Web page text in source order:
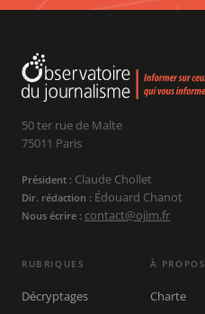
50 ter rue de Malte
75011 Paris
Président : Claude Chollet
Dir. rédaction : Édouard Chanot
Nous écrire : contact@ojim.fr
RUBRIQUES
Décryptages
À PROPOS
Charte